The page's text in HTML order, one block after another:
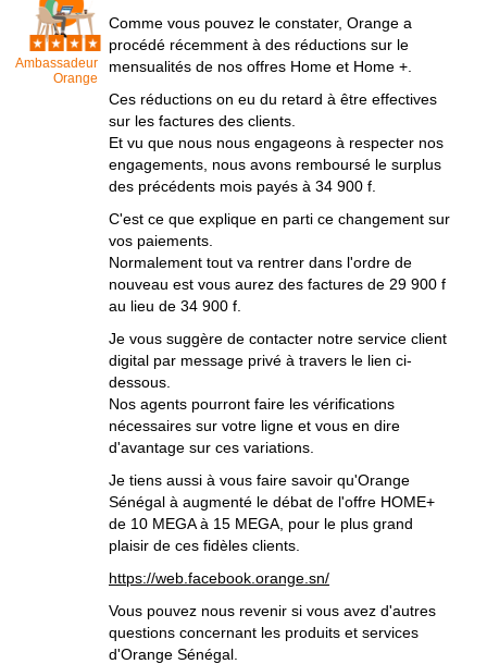
Ambassadeur
Orange
Comme vous pouvez le constater, Orange a
procédé récemment à des réductions sur le
mensualités de nos offres Home et Home +.
Ces réductions on eu du retard à être effectives
sur les factures des clients.
Et vu que nous nous engageons à respecter nos
engagements, nous avons remboursé le surplus
des précédents mois payés à 34 900 f.
C'est ce que explique en parti ce changement sur
vos paiements.
Normalement tout va rentrer dans l'ordre de
nouveau est vous aurez des factures de 29 900 f
au lieu de 34 900 f.
Je vous suggère de contacter notre service client
digital par message privé à travers le lien ci-
dessous.
Nos agents pourront faire les vérifications
nécessaires sur votre ligne et vous en dire
d'avantage sur ces variations.
Je tiens aussi à vous faire savoir qu'Orange
Sénégal à augmenté le débat de l'offre HOME+
de 10 MEGA à 15 MEGA, pour le plus grand
plaisir de ces fidèles clients.
https://web.facebook.orange.sn/
Vous pouvez nous revenir si vous avez d'autres
questions concernant les produits et services
d'Orange Sénégal.